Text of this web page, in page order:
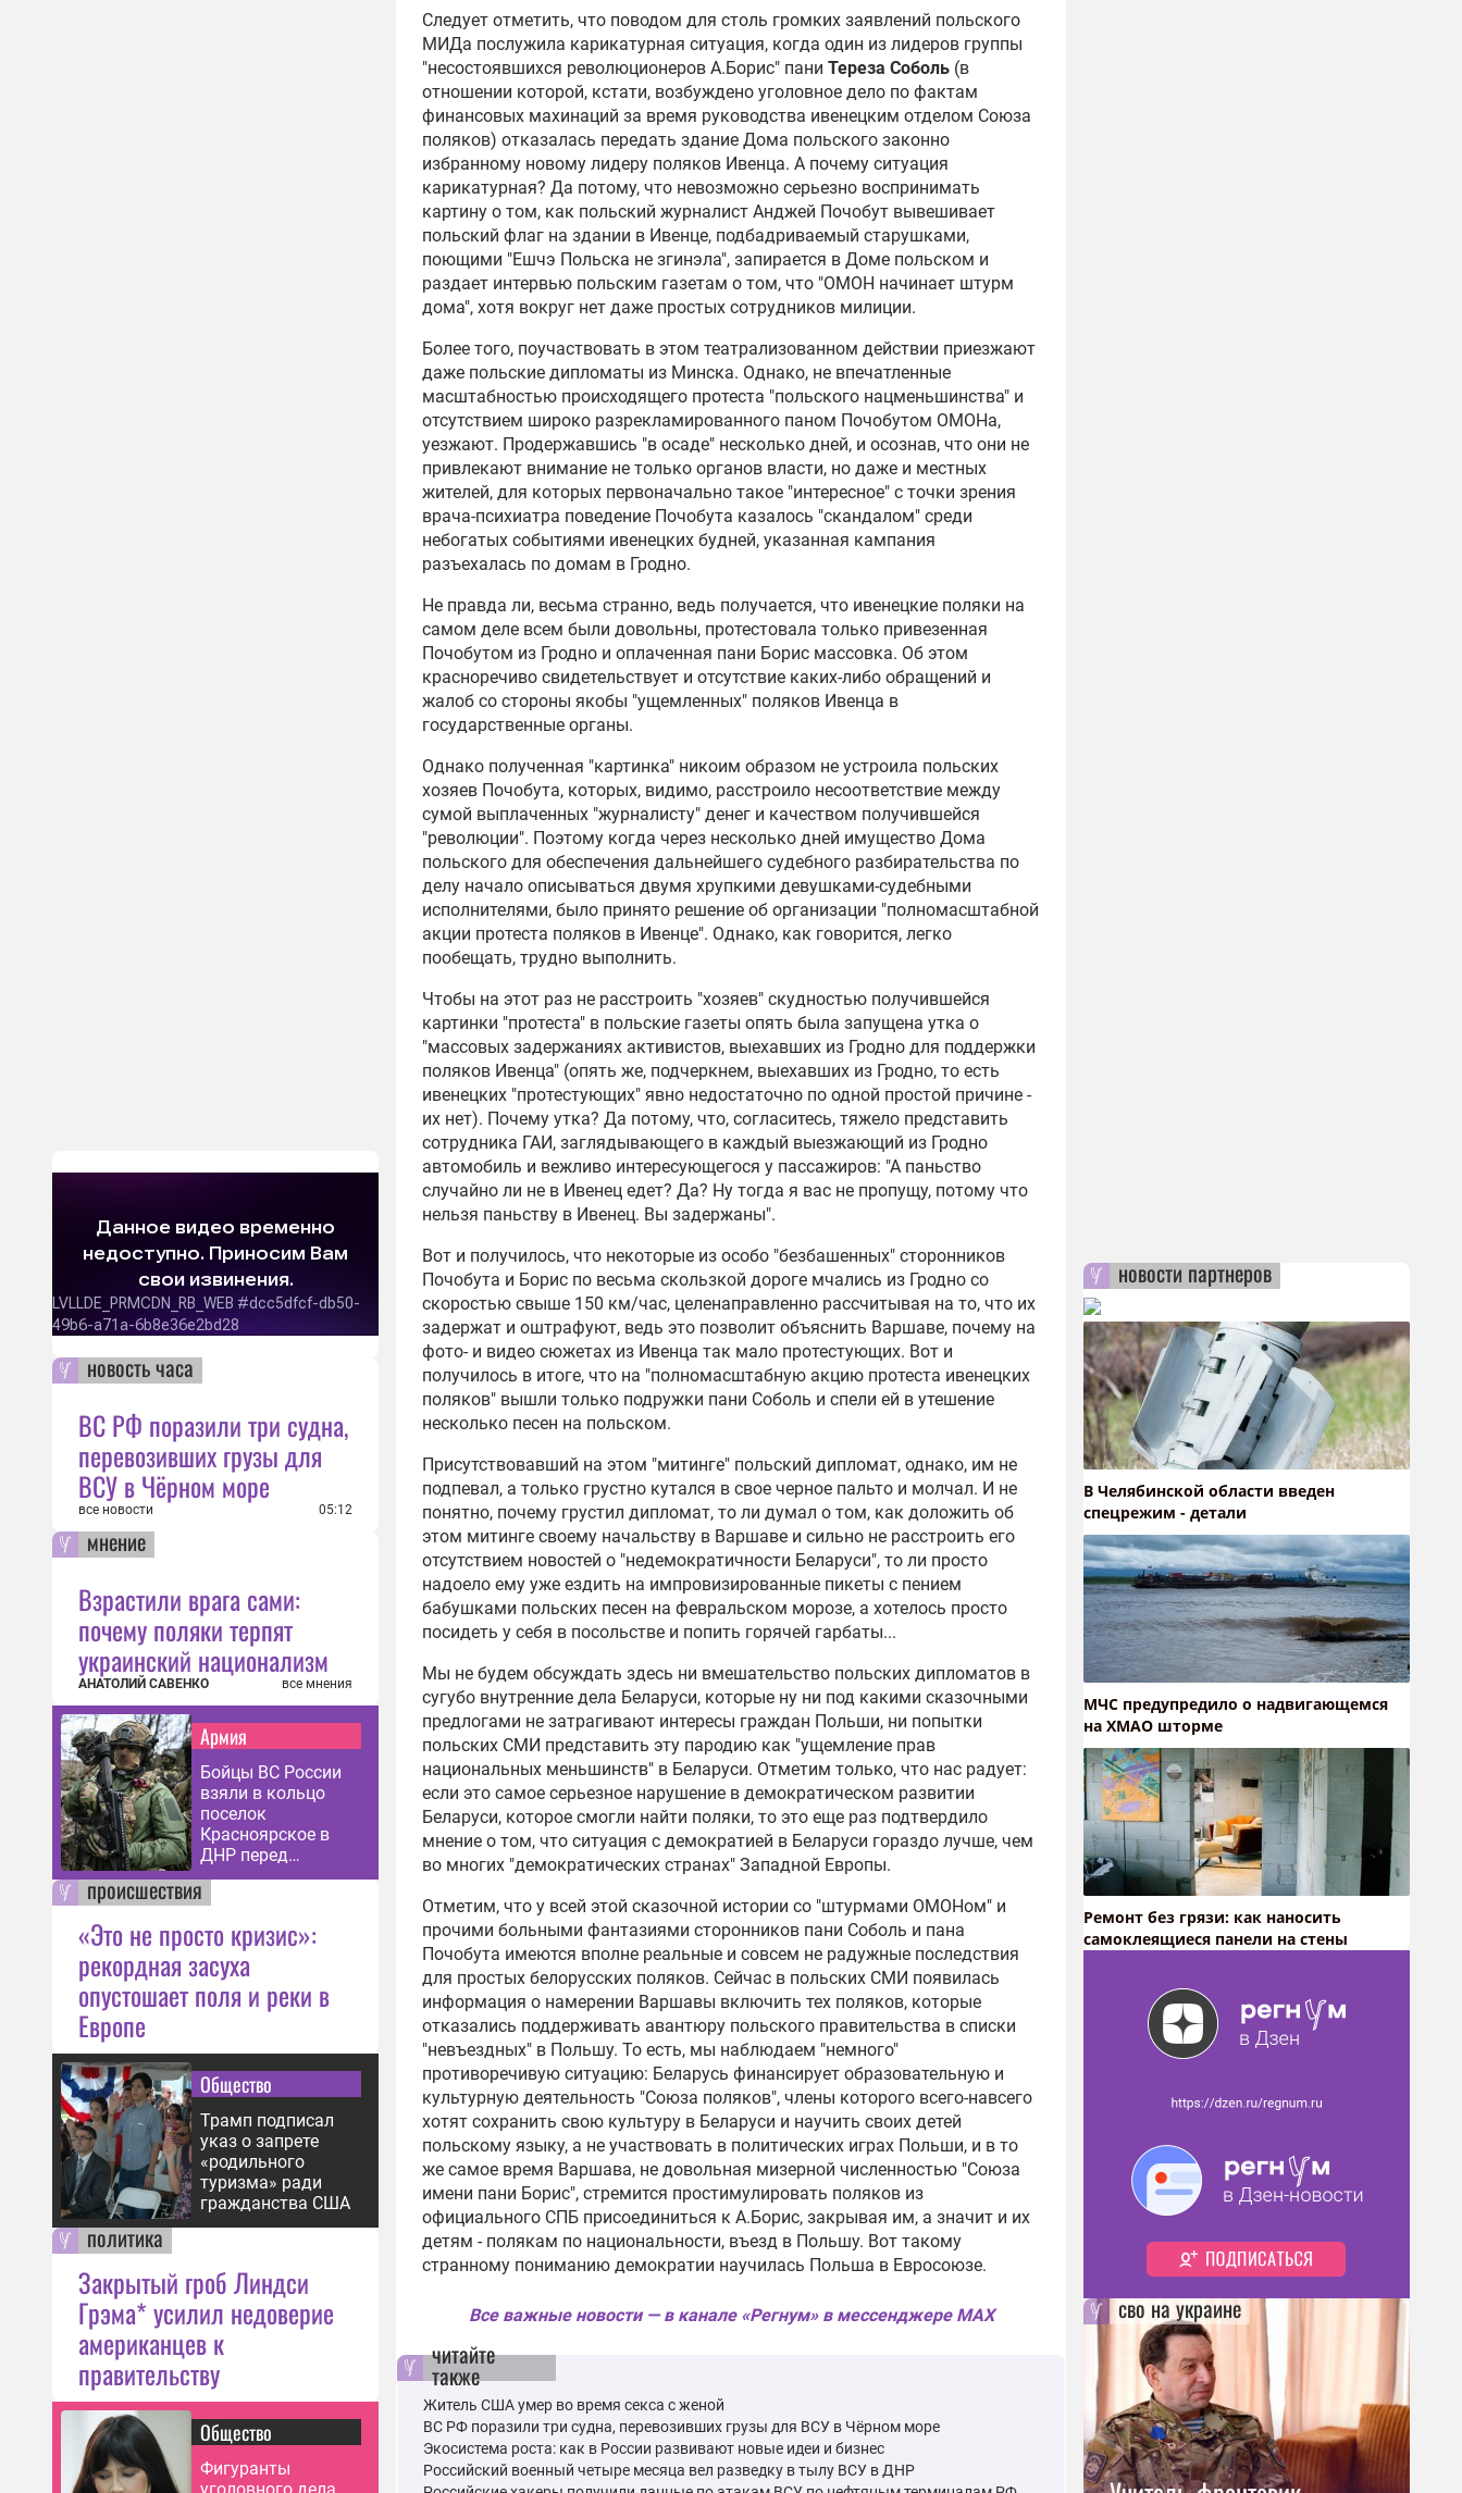
новость часа
ВС РФ поразили три судна,
перевозивших грузы для
ВСУ в Чёрном море
все новости 05:12
мнение
Взрастили врага сами:
почему поляки терпят
украинский национализм
АНАТОЛИЙ САВЕНКО все мнения
Армия
Бойцы ВС России
взяли в кольцо
поселок
Красноярское в
ДНР перед
зачисткой
происшествия
«Это не просто кризис»:
рекордная засуха
опустошает поля и реки в
Европе
Общество
Трамп подписал
указ о запрете
«родильного
туризма» ради
гражданства США
политика
Закрытый гроб Линдси
Грэма* усилил недоверие
американцев к
правительству
Общество
Фигуранты
Следует отметить, что поводом для столь громких заявлений польского
МИДа послужила карикатурная ситуация, когда один из лидеров группы
"несостоявшихся революционеров А.Борис" пани Тереза Соболь (в
отношении которой, кстати, возбуждено уголовное дело по фактам
финансовых махинаций за время руководства ивенецким отделом Союза
поляков) отказалась передать здание Дома польского законно
избранному новому лидеру поляков Ивенца. А почему ситуация
карикатурная? Да потому, что невозможно серьезно воспринимать
картину о том, как польский журналист Анджей Почобут вывешивает
польский флаг на здании в Ивенце, подбадриваемый старушками,
поющими "Ешчэ Польска не згинэла", запирается в Доме польском и
раздает интервью польским газетам о том, что "ОМОН начинает штурм
дома", хотя вокруг нет даже простых сотрудников милиции.
Более того, поучаствовать в этом театрализованном действии приезжают
даже польские дипломаты из Минска. Однако, не впечатленные
масштабностью происходящего протеста "польского нацменьшинства" и
отсутствием широко разрекламированного паном Почобутом ОМОНа,
уезжают. Продержавшись "в осаде" несколько дней, и осознав, что они не
привлекают внимание не только органов власти, но даже и местных
жителей, для которых первоначально такое "интересное" с точки зрения
врача-психиатра поведение Почобута казалось "скандалом" среди
небогатых событиями ивенецких будней, указанная кампания
разъехалась по домам в Гродно.
Не правда ли, весьма странно, ведь получается, что ивенецкие поляки на
самом деле всем были довольны, протестовала только привезенная
Почобутом из Гродно и оплаченная пани Борис массовка. Об этом
красноречиво свидетельствует и отсутствие каких-либо обращений и
жалоб со стороны якобы "ущемленных" поляков Ивенца в
государственные органы.
Однако полученная "картинка" никоим образом не устроила польских
хозяев Почобута, которых, видимо, расстроило несоответствие между
сумой выплаченных "журналисту" денег и качеством получившейся
"революции". Поэтому когда через несколько дней имущество Дома
польского для обеспечения дальнейшего судебного разбирательства по
делу начало описываться двумя хрупкими девушками-судебными
исполнителями, было принято решение об организации "полномасштабной
акции протеста поляков в Ивенце". Однако, как говорится, легко
пообещать, трудно выполнить.
Чтобы на этот раз не расстроить "хозяев" скудностью получившейся
картинки "протеста" в польские газеты опять была запущена утка о
"массовых задержаниях активистов, выехавших из Гродно для поддержки
поляков Ивенца" (опять же, подчеркнем, выехавших из Гродно, то есть
ивенецких "протестующих" явно недостаточно по одной простой причине -
их нет). Почему утка? Да потому, что, согласитесь, тяжело представить
сотрудника ГАИ, заглядывающего в каждый выезжающий из Гродно
автомобиль и вежливо интересующегося у пассажиров: "А паньство
случайно ли не в Ивенец едет? Да? Ну тогда я вас не пропущу, потому что
нельзя паньству в Ивенец. Вы задержаны".
Вот и получилось, что некоторые из особо "безбашенных" сторонников
Почобута и Борис по весьма скользкой дороге мчались из Гродно со
скоростью свыше 150 км/час, целенаправленно рассчитывая на то, что их
задержат и оштрафуют, ведь это позволит объяснить Варшаве, почему на
фото- и видео сюжетах из Ивенца так мало протестующих. Вот и
получилось в итоге, что на "полномасштабную акцию протеста ивенецких
поляков" вышли только подружки пани Соболь и спели ей в утешение
несколько песен на польском.
Присутствовавший на этом "митинге" польский дипломат, однако, им не
подпевал, а только грустно кутался в свое черное пальто и молчал. И не
понятно, почему грустил дипломат, то ли думал о том, как доложить об
этом митинге своему начальству в Варшаве и сильно не расстроить его
отсутствием новостей о "недемократичности Беларуси", то ли просто
надоело ему уже ездить на импровизированные пикеты с пением
бабушками польских песен на февральском морозе, а хотелось просто
посидеть у себя в посольстве и попить горячей гарбаты...
Мы не будем обсуждать здесь ни вмешательство польских дипломатов в
сугубо внутренние дела Беларуси, которые ну ни под какими сказочными
предлогами не затрагивают интересы граждан Польши, ни попытки
польских СМИ представить эту пародию как "ущемление прав
национальных меньшинств" в Беларуси. Отметим только, что нас радует:
если это самое серьезное нарушение в демократическом развитии
Беларуси, которое смогли найти поляки, то это еще раз подтвердило
мнение о том, что ситуация с демократией в Беларуси гораздо лучше, чем
во многих "демократических странах" Западной Европы.
Отметим, что у всей этой сказочной истории со "штурмами ОМОНом" и
прочими больными фантазиями сторонников пани Соболь и пана
Почобута имеются вполне реальные и совсем не радужные последствия
для простых белорусских поляков. Сейчас в польских СМИ появилась
информация о намерении Варшавы включить тех поляков, которые
отказались поддерживать авантюру польского правительства в списки
"невъездных" в Польшу. То есть, мы наблюдаем "немного"
противоречивую ситуацию: Беларусь финансирует образовательную и
культурную деятельность "Союза поляков", члены которого всего-навсего
хотят сохранить свою культуру в Беларуси и научить своих детей
польскому языку, а не участвовать в политических играх Польши, и в то
же самое время Варшава, не довольная мизерной численностью "Союза
имени пани Борис", стремится простимулировать поляков из
официального СПБ присоединиться к А.Борис, закрывая им, а значит и их
детям - полякам по национальности, въезд в Польшу. Вот такому
странному пониманию демократии научилась Польша в Евросоюзе.
Все важные новости — в канале «Регнум» в мессенджере MAX
читайте
также
Житель США умер во время секса с женой
ВС РФ поразили три судна, перевозивших грузы для ВСУ в Чёрном море
Экосистема роста: как в России развивают новые идеи и бизнес
Российский военный четыре месяца вел разведку в тылу ВСУ в ДНР
новости партнеров
В Челябинской области введен
спецрежим - детали
МЧС предупредило о надвигающемся
на ХМАО шторме
Ремонт без грязи: как наносить
самоклеящиеся панели на стены
сво на украине